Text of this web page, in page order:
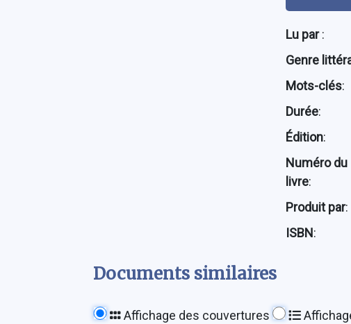
Lu par:
Genre
Mots-clés:
Durée:
Édition:
Numéro du
livre:
Produit par:
ISBN:
Documents similaires
Affichage des couvertures